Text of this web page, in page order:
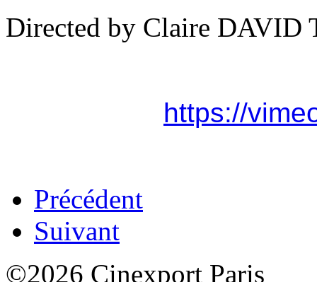
Directed by Claire
https://
Précédent
Suivant
©2026 Cinexport Paris